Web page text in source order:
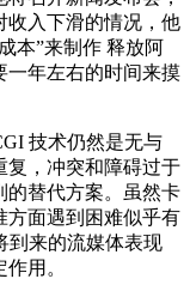
收入下滑的情况，他
本”来制作 释放阿
一年左右的时间来摸
技术仍然是无与
复，冲突和障碍过于
的替代方案。虽然卡
方面遇到困难似乎有
到来的流媒体表现
用。